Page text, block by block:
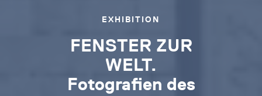
EXHIBITION
FENSTER ZUR
WELT.
Fotografien des